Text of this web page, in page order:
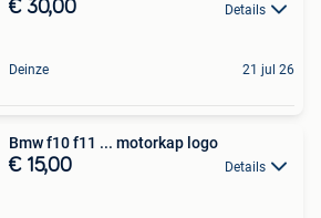
€ 30,00 Details
Deinze 21 jul 26
Bmw f10 f11 ... motorkap logo
€ 15,00 Details